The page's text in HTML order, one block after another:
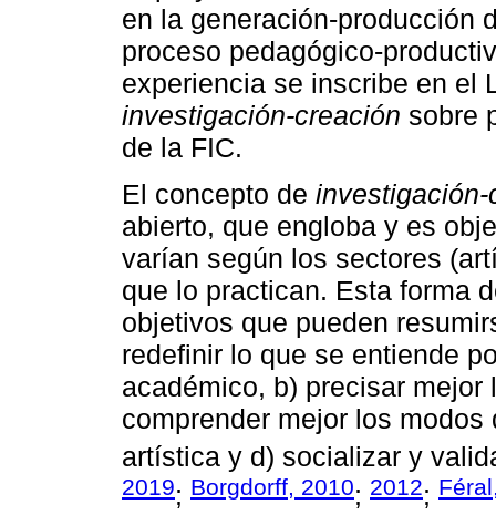
en la generación-producción
proceso pedagógico-
experiencia se inscribe en el
investigación-creación sobre
de la FIC.
El concepto de investigación-
abierto, que engloba y es
varían según los sectores
que lo practican. Esta forma
objetivos que pueden
redefinir lo que se entiende
académico, b) precisar
comprender mejor los
artística y d) socializar y
2019; Borgdorff, 2010; 2012;